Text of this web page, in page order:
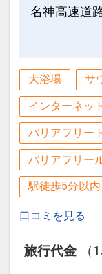
名神高速道
大浴場 サ
インターネッ
バリアフリー
バリアフリー
駅徒歩5分以内
口コミを見る
旅行代金